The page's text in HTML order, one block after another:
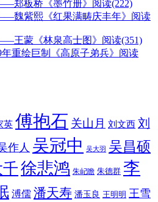
郑板桥《墨竹册》 阅读(222)
魏紫熙《红果满畴庆丰年》 阅读
王蒙《林泉高士图》 阅读(351)
重绘巨制《高原子弟兵》 阅读
英 傅抱石 关山月 刘文西 刘
作人 吴冠中 吴大羽 吴昌硕
徐悲鸿 朱屺瞻 朱德群 李
溥儒 潘天寿 潘玉良 王明明 王雪